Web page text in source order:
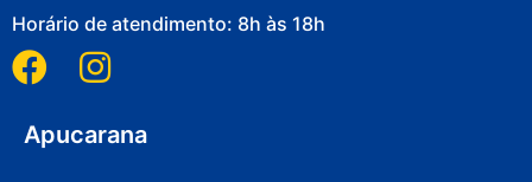
Horário de atendimento: 8h às 18h
Apucarana